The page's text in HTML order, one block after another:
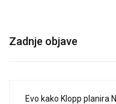
Zadnje objave
Evo kako Klopp planira